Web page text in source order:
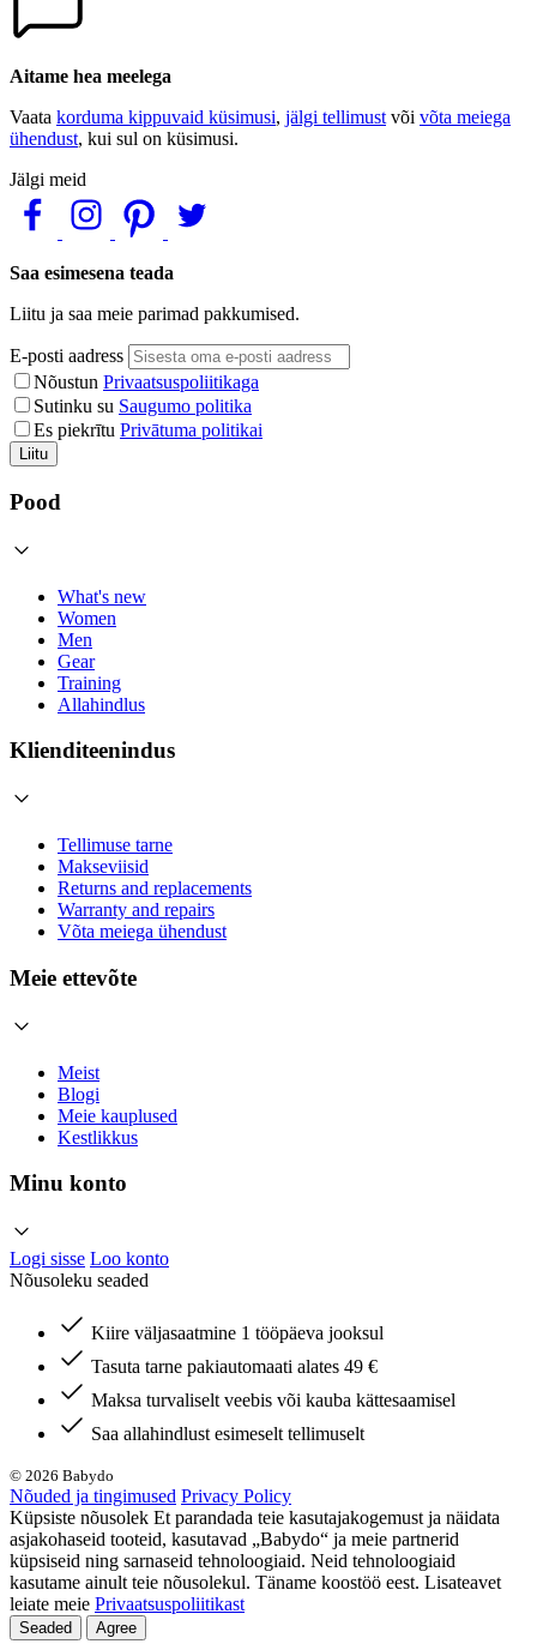
Aitame hea meelega
Vaata korduma kippuvaid küsimusi, jälgi tellimust või võta meiega
ühendust, kui sul on küsimusi.
Jälgi meid
Saa esimesena teada
Liitu ja saa meie parimad pakkumised.
E-posti aadress
Nõustun Privaatsuspoliitikaga
Sutinku su Saugumo politika
Es piekrītu Privātuma politikai
Liitu
Pood
What's new
Women
Men
Gear
Training
Allahindlus
Klienditeenindus
Tellimuse tarne
Makseviisid
Returns and replacements
Warranty and repairs
Võta meiega ühendust
Meie ettevõte
Meist
Blogi
Meie kauplused
Kestlikkus
Minu konto
Logi sisse Loo konto
Nõusoleku seaded
Kiire väljasaatmine 1 tööpäeva jooksul
Tasuta tarne pakiautomaati alates 49 €
Maksa turvaliselt veebis või kauba kättesaamisel
Saa allahindlust esimeselt tellimuselt
© 2026 Babydo
Nõuded ja tingimused Privacy Policy
Küpsiste nõusolek Et parandada teie kasutajakogemust ja näidata
asjakohaseid tooteid, kasutavad „Babydo“ ja meie partnerid
küpsiseid ning sarnaseid tehnoloogiaid. Neid tehnoloogiaid
kasutame ainult teie nõusolekul. Täname koostöö eest. Lisateavet
leiate meie Privaatsuspoliitikast
Seaded Agree